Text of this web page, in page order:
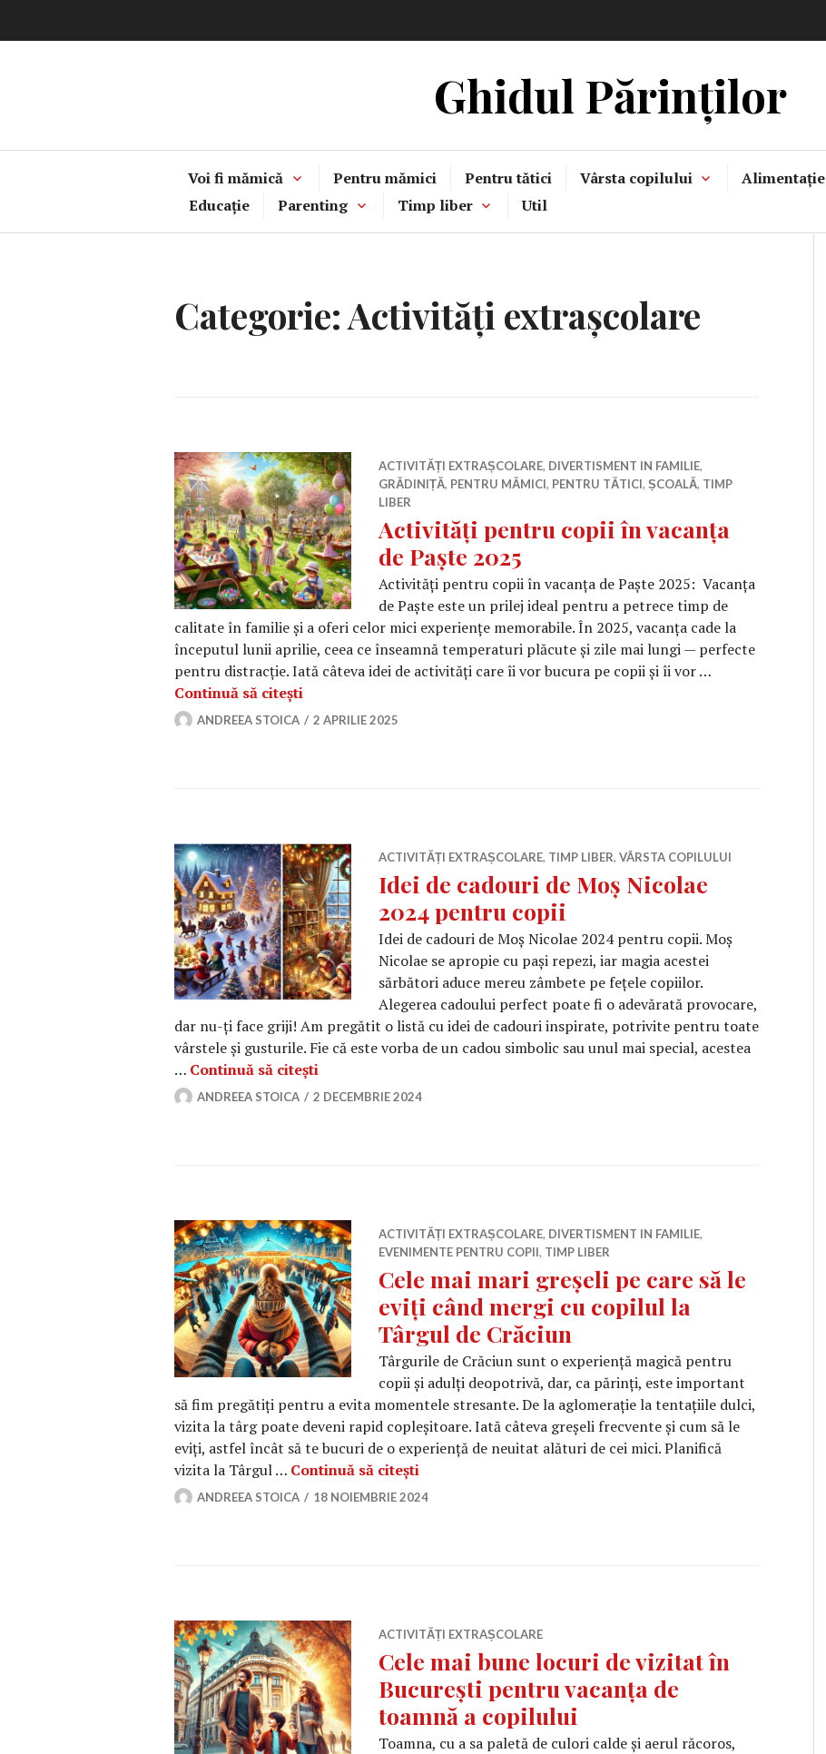
la
Ghidul Părinților
Voi fi mămică Pentru mămici Pentru tătici Vârsta copilului Alimentație
Educație
Parenting Timp liber Util
Categorie:Activități extrașcolare
ACTIVITĂȚI EXTRAȘCOLARE, DIVERTISMENT IN FAMILIE,
GRĂDINIȚĂ, PENTRU MĂMICI, PENTRU TĂTICI, ȘCOALĂ, TIMP
LIBER
Activități pentru copii în vacanța
de Paște 2025
Activități pentru copii în vacanța de Paște 2025: Vacanța
de Paște este un prilej ideal pentru a petrece timp de
calitate în familie și a oferi celor mici experiențe memorabile. În 2025, vacanța cade la
începutul lunii aprilie, ceea ce înseamnă temperaturi plăcute și zile mai lungi — perfecte
pentru distracție. Iată câteva idei de activități care îi vor bucura pe copii și îi vor …
Continuă să citești
ANDREEA STOICA 2 APRILIE 2025
ACTIVITĂȚI EXTRAȘCOLARE, TIMP LIBER, VÂRSTA COPILULUI
Idei de cadouri de Moș Nicolae
2024 pentru copii
Idei de cadouri de Moș Nicolae 2024 pentru copii. Moș
Nicolae se apropie cu pași repezi, iar magia acestei
sărbători aduce mereu zâmbete pe fețele copiilor.
Alegerea cadoului perfect poate fi o adevărată provocare,
dar nu-ți face griji! Am pregătit o listă cu idei de cadouri inspirate, potrivite pentru toate
vârstele și gusturile. Fie că este vorba de un cadou simbolic sau unul mai special, acestea
… Continuă să citești
ANDREEA STOICA 2 DECEMBRIE 2024
ACTIVITĂȚI EXTRAȘCOLARE, DIVERTISMENT IN FAMILIE,
EVENIMENTE PENTRU COPII, TIMP LIBER
Cele mai mari greșeli pe care să le
eviți când mergi cu copilul la
Târgul de Crăciun
Târgurile de Crăciun sunt o experiență magică pentru
copii și adulți deopotrivă, dar, ca părinți, este important
să fim pregătiți pentru a evita momentele stresante. De la aglomerație la tentațiile dulci,
vizita la târg poate deveni rapid copleșitoare. Iată câteva greșeli frecvente și cum să le
eviți, astfel încât să te bucuri de o experiență de neuitat alături de cei mici. Planifică
vizita la Târgul … Continuă să citești
ANDREEA STOICA 18 NOIEMBRIE 2024
ACTIVITĂȚI EXTRAȘCOLARE
Cele mai bune locuri de vizitat în
București pentru vacanța de
toamnă a copilului
Toamna, cu a sa paletă de culori calde și aerul răcoros,